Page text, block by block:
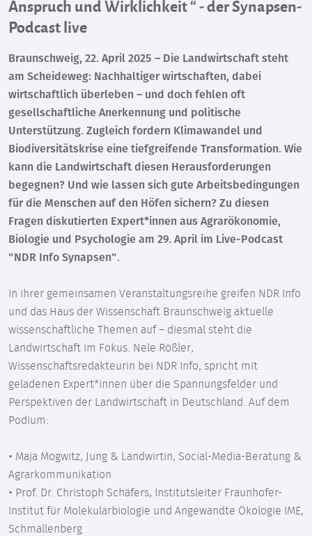
Anspruch und Wirklichkeit “ - der Synapsen-
Podcast live
Braunschweig, 22. April 2025 – Die Landwirtschaft steht
am Scheideweg: Nachhaltiger wirtschaften, dabei
wirtschaftlich überleben – und doch fehlen oft
gesellschaftliche Anerkennung und politische
Unterstützung. Zugleich fordern Klimawandel und
Biodiversitätskrise eine tiefgreifende Transformation. Wie
kann die Landwirtschaft diesen Herausforderungen
begegnen? Und wie lassen sich gute Arbeitsbedingungen
für die Menschen auf den Höfen sichern? Zu diesen
Fragen diskutierten Expert*innen aus Agrarökonomie,
Biologie und Psychologie am 29. April im Live-Podcast
"NDR Info Synapsen".
In ihrer gemeinsamen Veranstaltungsreihe greifen NDR Info
und das Haus der Wissenschaft Braunschweig aktuelle
wissenschaftliche Themen auf – diesmal steht die
Landwirtschaft im Fokus. Nele Rößler,
Wissenschaftsredakteurin bei NDR Info, spricht mit
geladenen Expert*innen über die Spannungsfelder und
Perspektiven der Landwirtschaft in Deutschland. Auf dem
Podium:
• Maja Mogwitz, Jung & Landwirtin, Social-Media-Beratung &
Agrarkommunikation
• Prof. Dr. Christoph Schäfers, Institutsleiter Fraunhofer-
Institut für Molekularbiologie und Angewandte Ökologie IME,
Schmallenberg